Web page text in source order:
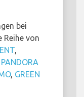
bei
Reihe von
PANDORA
, GREEN